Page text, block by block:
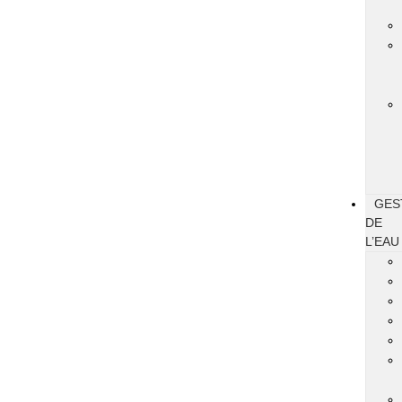
DE
L’EAU